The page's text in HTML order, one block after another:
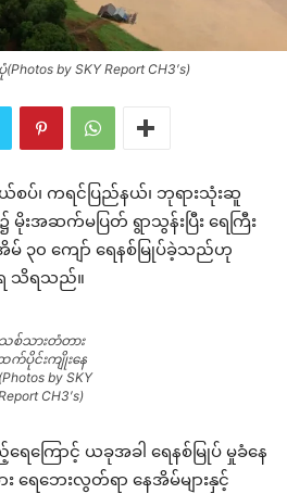
by SKY Report CH3′s)
ယ်စပ်၊ ကရင်ပြည်နယ်၊ ဘုရားသုံးဆူ
မိုးအဆက်မပြတ် ရွာသွန်းပြီး ရေကြီး
အိမ် ၃၀ ကျော် ရေနစ်မြုပ်ခဲ့သည်ဟု
ရ သိရသည်။
သစ်သားတံတား
က်ပိုင်းကျိုးနေ
by SKY
CH3′s)
ကြောင့် ယခုအခါ ရေနစ်မြုပ် မှုခံနေ
ရေဘေးလွတ်ရာ နေအိမ်များနှင့်